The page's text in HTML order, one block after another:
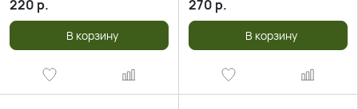
220 р.
В корзину
270 р.
В корзину